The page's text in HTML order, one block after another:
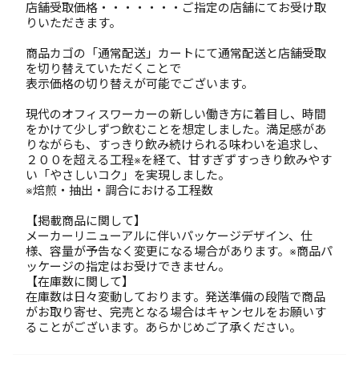
店舗受取価格・・・・・・・ご指定の店舗にてお受け取
りいただきます。
商品カゴの「通常配送」カートにて通常配送と店舗受取
を切り替えていただくことで
表示価格の切り替えが可能でございます。
現代のオフィスワーカーの新しい働き方に着目し、時間
をかけて少しずつ飲むことを想定しました。満足感があ
りながらも、すっきり飲み続けられる味わいを追求し、
２００を超える工程※を経て、甘すぎずすっきり飲みやす
い「やさしいコク」を実現しました。
※焙煎・抽出・調合における工程数
【掲載商品に関して】
メーカーリニューアルに伴いパッケージデザイン、仕
様、容量が予告なく変更になる場合があります。※商品パ
ッケージの指定はお受けできません。
【在庫数に関して】
在庫数は日々変動しております。発送準備の段階で商品
がお取り寄せ、完売となる場合はキャンセルをお願いす
ることがございます。あらかじめご了承ください。